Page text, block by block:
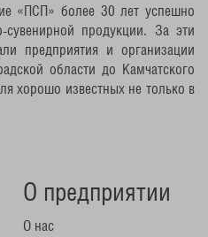
«ПСП» более 30 лет успешно
продукции. За эти
предприятия и организации
области до Камчатского
хорошо известных не только в
О предприятии
О нас